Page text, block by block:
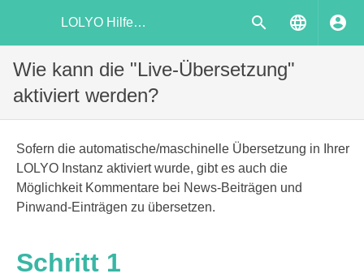
LOLYO Hilfecenter
Wie kann die "Live-Übersetzung"
aktiviert werden?
Sofern die automatische/maschinelle Übersetzung in Ihrer
LOLYO Instanz aktiviert wurde, gibt es auch die
Möglichkeit Kommentare bei News-Beiträgen und
Pinwand-Einträgen zu übersetzen.
Schritt 1